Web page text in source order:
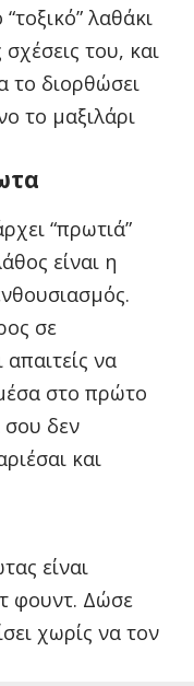
λαθάκι
του, και
το διορθώσει
το μαξιλάρι
“πρωτιά”
είναι η
σε
να
στο πρώτο
σου δεν
και
είναι
φουντ. Δώσε
χωρίς να τον